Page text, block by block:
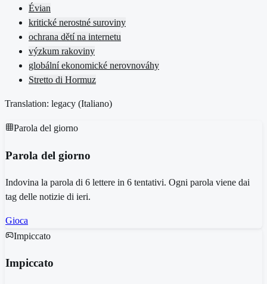
Évian
kritické nerostné suroviny
ochrana dětí na internetu
výzkum rakoviny
globální ekonomické nerovnováhy
Stretto di Hormuz
Translation: legacy (Italiano)
Parola del giorno
Parola del giorno
Indovina la parola di 6 lettere in 6 tentativi. Ogni parola viene dai
tag delle notizie di ieri.
Gioca
Impiccato
Impiccato